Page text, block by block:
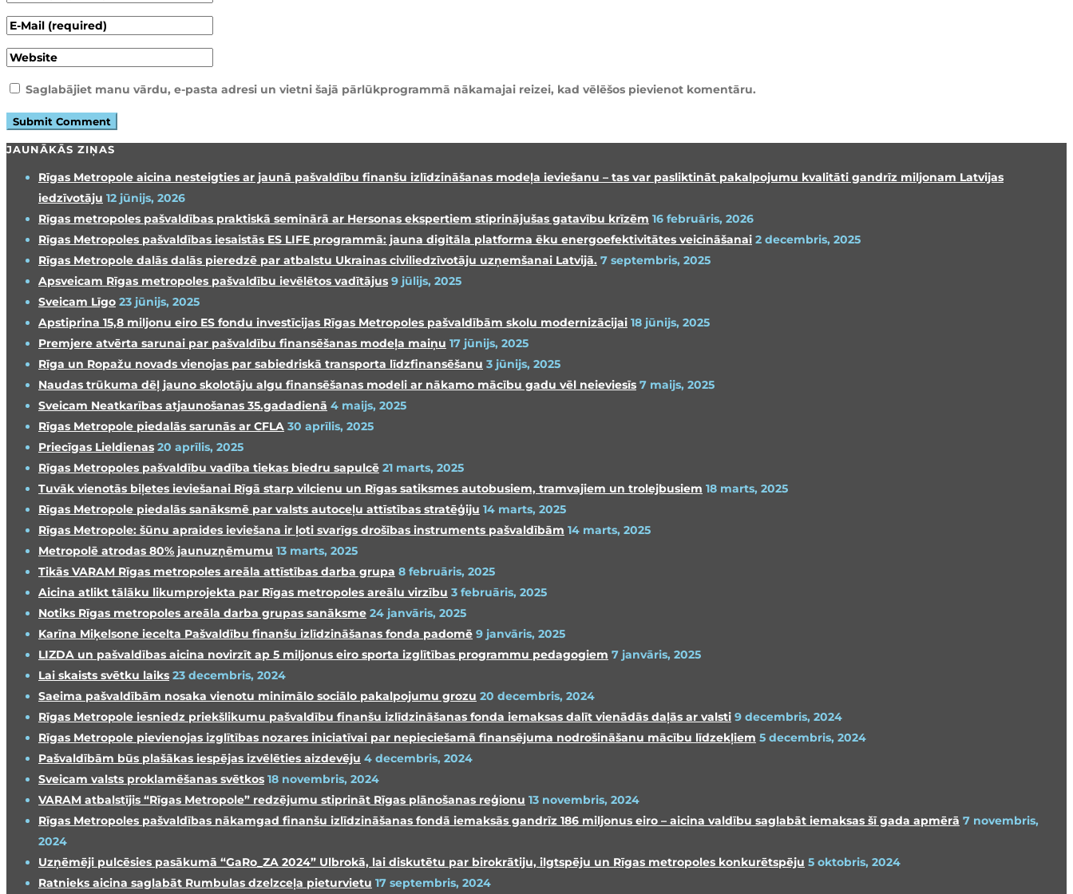
Saglabājiet manu vārdu, e-pasta adresi un vietni šajā pārlūkprogrammā nākamajai reizei, kad vēlēšos pievienot komentāru.
JAUNĀKĀS ZIŅAS
Rīgas Metropole aicina nesteigties ar jaunā pašvaldību finanšu izlīdzināšanas modeļa ieviešanu – tas var pasliktināt pakalpojumu kvalitāti gandrīz miljonam Latvijas
iedzīvotāju 12 jūnijs, 2026
Rīgas metropoles pašvaldības praktiskā seminārā ar Hersonas ekspertiem stiprinājušas gatavību krīzēm 16 februāris, 2026
Rīgas Metropoles pašvaldības iesaistās ES LIFE programmā: jauna digitāla platforma ēku energoefektivitātes veicināšanai 2 decembris, 2025
Rīgas Metropole dalās dalās pieredzē par atbalstu Ukrainas civiliedzīvotāju uzņemšanai Latvijā. 7 septembris, 2025
Apsveicam Rīgas metropoles pašvaldību ievēlētos vadītājus 9 jūlijs, 2025
Sveicam Līgo 23 jūnijs, 2025
Apstiprina 15,8 miljonu eiro ES fondu investīcijas Rīgas Metropoles pašvaldībām skolu modernizācijai 18 jūnijs, 2025
Premjere atvērta sarunai par pašvaldību finansēšanas modeļa maiņu 17 jūnijs, 2025
Rīga un Ropažu novads vienojas par sabiedriskā transporta līdzfinansēšanu 3 jūnijs, 2025
Naudas trūkuma dēļ jauno skolotāju algu finansēšanas modeli ar nākamo mācību gadu vēl neieviesīs 7 maijs, 2025
Sveicam Neatkarības atjaunošanas 35.gadadienā 4 maijs, 2025
Rīgas Metropole piedalās sarunās ar CFLA 30 aprīlis, 2025
Priecīgas Lieldienas 20 aprīlis, 2025
Rīgas Metropoles pašvaldību vadība tiekas biedru sapulcē 21 marts, 2025
Tuvāk vienotās biļetes ieviešanai Rīgā starp vilcienu un Rīgas satiksmes autobusiem, tramvajiem un trolejbusiem 18 marts, 2025
Rīgas Metropole piedalās sanāksmē par valsts autoceļu attīstības stratēģiju 14 marts, 2025
Rīgas Metropole: šūnu apraides ieviešana ir ļoti svarīgs drošības instruments pašvaldībām 14 marts, 2025
Metropolē atrodas 80% jaunuzņēmumu 13 marts, 2025
Tikās VARAM Rīgas metropoles areāla attīstības darba grupa 8 februāris, 2025
Aicina atlikt tālāku likumprojekta par Rīgas metropoles areālu virzību 3 februāris, 2025
Notiks Rīgas metropoles areāla darba grupas sanāksme 24 janvāris, 2025
Karīna Miķelsone iecelta Pašvaldību finanšu izlīdzināšanas fonda padomē 9 janvāris, 2025
LIZDA un pašvaldības aicina novirzīt ap 5 miljonus eiro sporta izglītības programmu pedagogiem 7 janvāris, 2025
Lai skaists svētku laiks 23 decembris, 2024
Saeima pašvaldībām nosaka vienotu minimālo sociālo pakalpojumu grozu 20 decembris, 2024
Rīgas Metropole iesniedz priekšlikumu pašvaldību finanšu izlīdzināšanas fonda iemaksas dalīt vienādās daļās ar valsti 9 decembris, 2024
Rīgas Metropole pievienojas izglītības nozares iniciatīvai par nepieciešamā finansējuma nodrošināšanu mācību līdzekļiem 5 decembris, 2024
Pašvaldībām būs plašākas iespējas izvēlēties aizdevēju 4 decembris, 2024
Sveicam valsts proklamēšanas svētkos 18 novembris, 2024
VARAM atbalstījis “Rīgas Metropole” redzējumu stiprināt Rīgas plānošanas reģionu 13 novembris, 2024
Rīgas Metropoles pašvaldības nākamgad finanšu izlīdzināšanas fondā iemaksās gandrīz 186 miljonus eiro – aicina valdību saglabāt iemaksas šī gada apmērā 7 novembris,
2024
Uzņēmēji pulcēsies pasākumā “GaRo_ZA 2024” Ulbrokā, lai diskutētu par birokrātiju, ilgtspēju un Rīgas metropoles konkurētspēju 5 oktobris, 2024
Ratnieks aicina saglabāt Rumbulas dzelzceļa pieturvietu 17 septembris, 2024